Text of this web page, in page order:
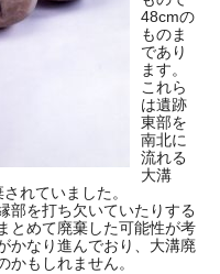
48cmの
ものま
であり
ます。
これら
は遺跡
東部を
南北に
流れる
大溝
れていました。
部を打ち欠いていたりする
とめて廃棄した可能性が考
かなり進んでおり、大溝廃
もしれません。